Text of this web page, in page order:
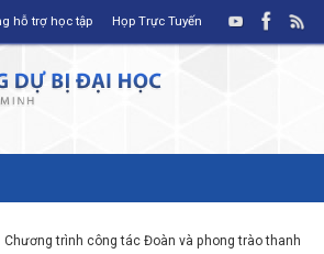
hỗ trợ học tập Họp Trực Tuyến
Chương trình công tác Đoàn và phong trào thanh